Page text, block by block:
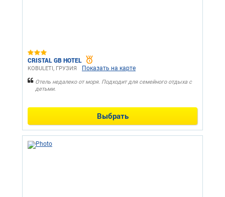
CRISTAL GB HOTEL
KOBULETI, ГРУЗИЯ Показать на карте
Отель недалеко от моря. Подходит для семейного отдыха с
детьми.
Выбрать